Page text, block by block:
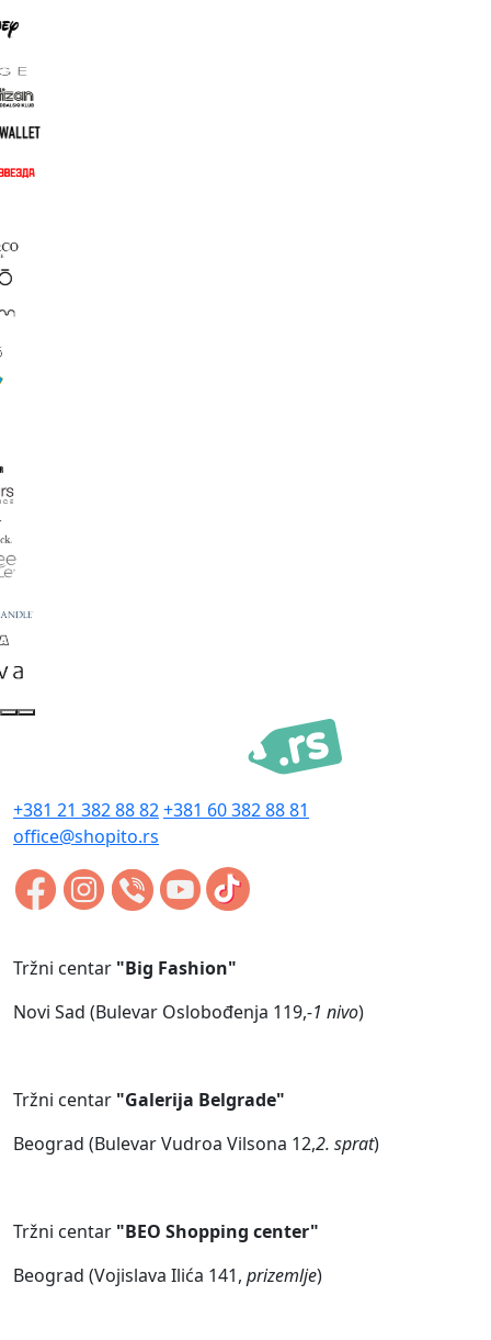
+381 21 382 88 82+381 60 382 88 81
office@shopito.rs
Tržni centar "Big Fashion"
Novi Sad (Bulevar Oslobođenja 119,-1 nivo)
Tržni centar "Galerija Belgrade"
Beograd (Bulevar Vudroa Vilsona 12,2. sprat)
Tržni centar "BEO Shopping center"
Beograd (Vojislava Ilića 141, prizemlje)